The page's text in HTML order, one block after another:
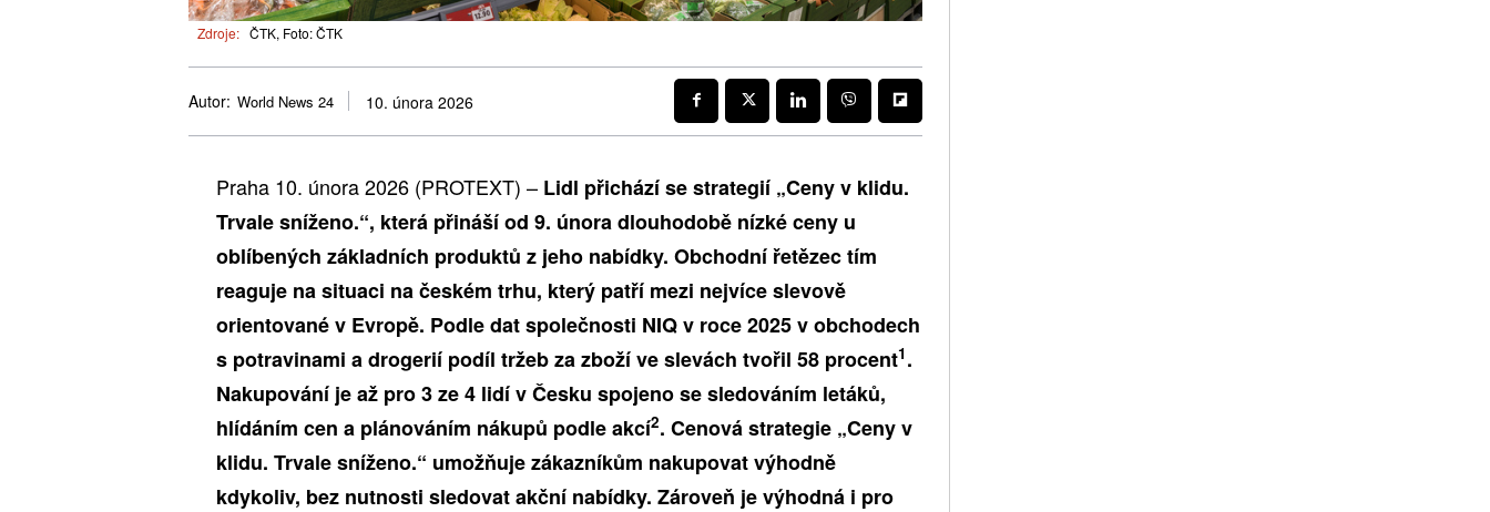
Zdroje: ČTK, Foto: ČTK
Autor: World News 24 10. února 2026
Praha 10. února 2026 (PROTEXT) – Lidl přichází se strategií „Ceny v klidu.
Trvale sníženo.“, která přináší od 9. února dlouhodobě nízké ceny u
oblíbených základních produktů z jeho nabídky. Obchodní řetězec tím
reaguje na situaci na českém trhu, který patří mezi nejvíce slevově
orientované v Evropě. Podle dat společnosti NIQ v roce 2025 v obchodech
s potravinami a drogerií podíl tržeb za zboží ve slevách tvořil 58 procent1 .
Nakupování je až pro 3 ze 4 lidí v Česku spojeno se sledováním letáků,
hlídáním cen a plánováním nákupů podle akcí2. Cenová strategie „Ceny v
klidu. Trvale sníženo.“ umožňuje zákazníkům nakupovat výhodně
kdykoliv, bez nutnosti sledovat akční nabídky. Zároveň je výhodná i pro